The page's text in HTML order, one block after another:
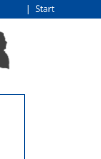
Start